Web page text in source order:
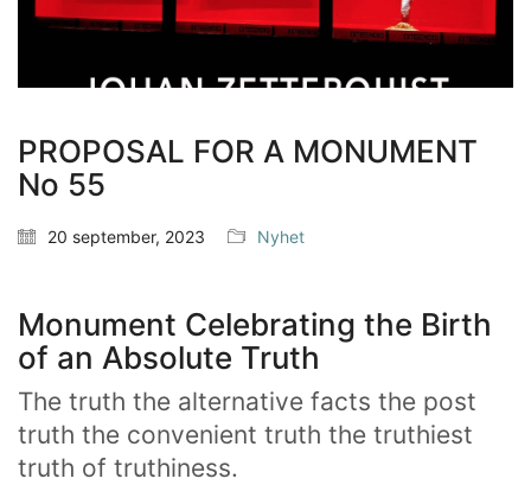
PROPOSAL FOR A MONUMENT
No 55
20 september, 2023 Nyhet
Monument Celebrating the Birth
of an Absolute Truth
The truth the alternative facts the post
truth the convenient truth the truthiest
truth of truthiness.